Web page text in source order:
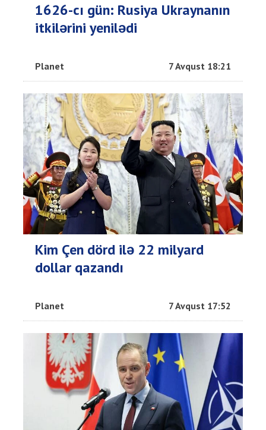
1626-cı gün: Rusiya Ukraynanın
itkilərini yenilədi
Planet 7 Avqust 18:21
Kim Çen dörd ilə 22 milyard
dollar qazandı
Planet 7 Avqust 17:52